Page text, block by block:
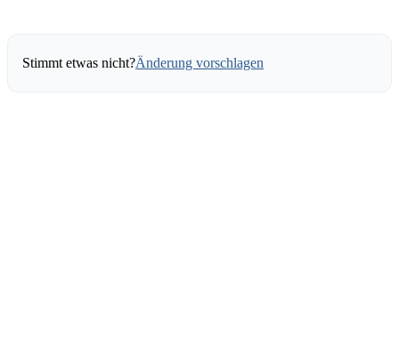
Stimmt etwas nicht?Änderung vorschlagen